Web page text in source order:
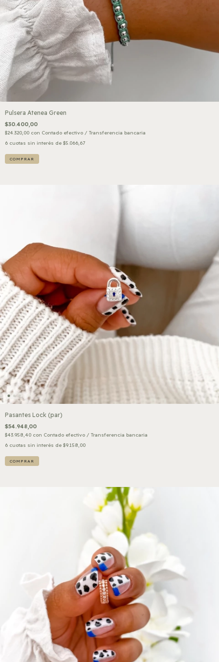
Pulsera Atenea Green
$30.400,00
$24.320,00 con Contado efectivo / Transferencia bancaria
6 cuotas sin interés de $5.066,67
Pasantes Lock (par)
$54.948,00
$43.958,40 con Contado efectivo / Transferencia bancaria
6 cuotas sin interés de $9.158,00